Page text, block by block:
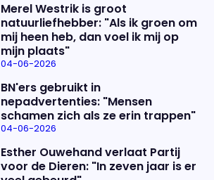
Merel Westrik is groot
natuurliefhebber: "Als ik groen om
mij heen heb, dan voel ik mij op
mijn plaats"
04-06-2026
BN'ers gebruikt in
nepadvertenties: "Mensen
schamen zich als ze erin trappen"
04-06-2026
Esther Ouwehand verlaat Partij
voor de Dieren: "In zeven jaar is er